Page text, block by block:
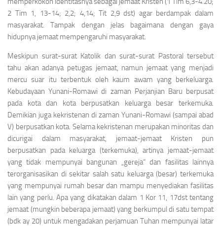
2 Tim 1, 13-14; 2,2; 4,14; Tit 2,9 dst) agar berdampak dalam
masyarakat. Tampak dengan jelas bagaimana dengan gaya
hidupnya jemaat mempengaruhi masyarakat.
Meskipun surat-surat Katolik dan surat-surat Pastoral tersebut
tahu akan adanya petugas jemaat, namun jemaat yang menjadi
mercu suar itu terbentuk oleh kaum awam yang berkeluarga.
Kebudayaan Yunani-Romawi di zaman Perjanjian Baru berpusat
pada kota dan kota berpusatkan keluarga besar terkemuka.
Demikian juga kekristenan di zaman Yunani-Romawi (sampai abad
V) berpusatkan kota. Selama kekristenan merupakan minoritas dan
dicurigai dalam masyarakat, jemaat-jemaat Kristen pun
berpusatkan pada keluarga (terkemuka), artinya jemaat-jemaat
yang tidak mempunyai bangunan „gereja“ dan fasilitas lainnya
terorganisasikan di sekitar salah satu keluarga (besar) terkemuka
yang mempunyai rumah besar dan mampu menyediakan fasilitas
lain yang perlu. Apa yang dikatakan dalam 1 Kor 11, 17dst tentang
jemaat (mungkin beberapa jemaat) yang berkumpul di satu tempat
(bdk ay 20) untuk mengadakan perjamuan Tuhan mempunyai latar